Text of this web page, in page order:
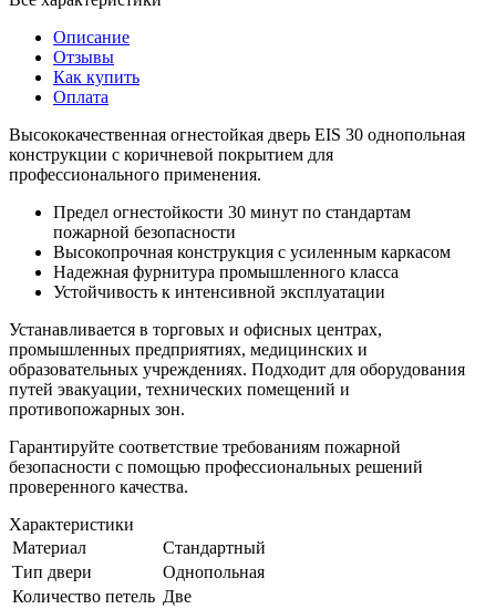
Описание
Отзывы
Как купить
Оплата
Высококачественная огнестойкая дверь EIS 30 однопольная
конструкции с коричневой покрытием для
профессионального применения.
Предел огнестойкости 30 минут по стандартам
пожарной безопасности
Высокопрочная конструкция с усиленным каркасом
Надежная фурнитура промышленного класса
Устойчивость к интенсивной эксплуатации
Устанавливается в торговых и офисных центрах,
промышленных предприятиях, медицинских и
образовательных учреждениях. Подходит для оборудования
путей эвакуации, технических помещений и
противопожарных зон.
Гарантируйте соответствие требованиям пожарной
безопасности с помощью профессиональных решений
проверенного качества.
Характеристики
Материал
Стандартный
Тип двери
Однопольная
Количество петель Две